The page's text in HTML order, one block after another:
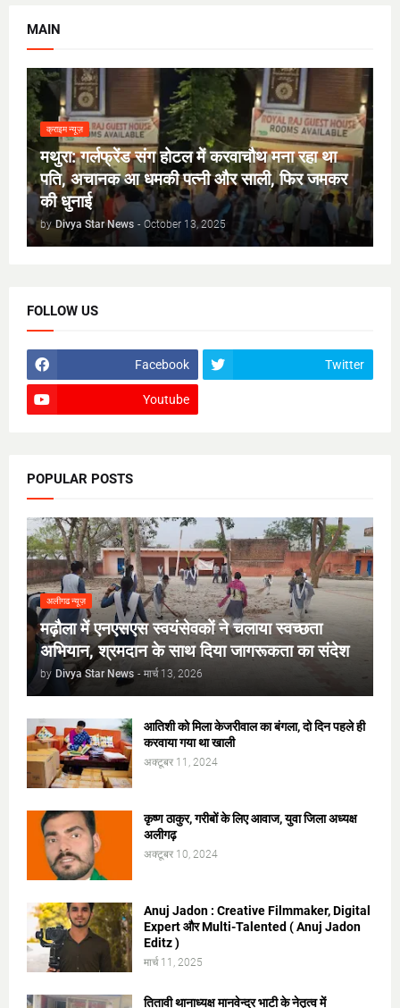
MAIN
क्राइम न्यूज़
मथुरा: गर्लफ्रेंड संग होटल में करवाचौथ मना रहा था
पति, अचानक आ धमकी पत्नी और साली, फिर जमकर
की धुनाई
by Divya Star News - October 13, 2025
FOLLOW US
Facebook Twitter
Youtube
POPULAR POSTS
अलीगढ न्यूज़
मढ़ौला में एनएसएस स्वयंसेवकों ने चलाया स्वच्छता
अभियान, श्रमदान के साथ दिया जागरूकता का संदेश
by Divya Star News - मार्च 13, 2026
आतिशी को मिला केजरीवाल का बंगला, दो दिन पहले ही
करवाया गया था खाली
अक्टूबर 11, 2024
कृष्ण ठाकुर, गरीबों के लिए आवाज, युवा जिला अध्यक्ष
अलीगढ़
अक्टूबर 10, 2024
Anuj Jadon : Creative Filmmaker, Digital
Expert और Multi-Talented ( Anuj Jadon
Editz )
मार्च 11, 2025
तितावी थानाध्यक्ष मानवेन्द्र भाटी के नेतृत्व में